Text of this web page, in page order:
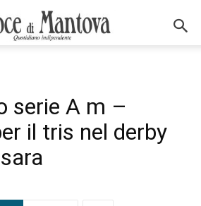
serie A m –
il tris nel derby